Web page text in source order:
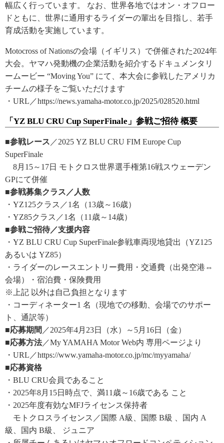
幅広く行っています。 なお、世界各地ではオン・オフロー
ドともに、世界に通用するライダーの輩出を目指し、若手
育成活動を実施しています。
Motocross of Nationsの会場（イギリス）で併催された2024年
大会。ヤマハ発動機の企業活動を紹介するドキュメンタリ
ームービー “Moving You” にて、本大会に参戦したアメリカ
チームの様子をご覧いただけます
・URL／https://news.yamaha-motor.co.jp/2025/028520.html
「YZ BLU CRU Cup SuperFinale」参戦ご招待 概要
■参戦レース ／2025 YZ BLU CRU FIM Europe Cup
SuperFinale
8月15～17日 モトクロス世界選手権第16戦スウェーデン
GPにて併催
■参戦募集クラス／人数
・YZ125クラス／1名（13歳～16歳）
・YZ85クラス／1名（11歳～14歳）
■参戦ご招待／支援内容
・YZ BLU CRU Cup SuperFinale参戦車両現地貸出（YZ125
あるいは YZ85）
・ライダーのレースエントリー費用・交通費（出発空港⇔
会場）・宿泊費・保険費用
※上記 以外は自己負担となります
・コーディネーター1 名（現地での移動、会場でのサポー
ト、通訳等）
■応募期間 ／2025年4月23日（水）～5月16日（金）
■応募方法／My YAMAHA Motor Web内 専用ページより
・URL／https://www.yamaha-motor.co.jp/mc/myyamaha/
■応募資格
・BLU CRU会員であること
・2025年8月15日時点で、満11歳～16歳である こと
・2025年度有効なMFJライセンス保持者
モトクロスライセンス／国際 A級、国際 B級 、国内 A
級、国内 B級、 ジュニア